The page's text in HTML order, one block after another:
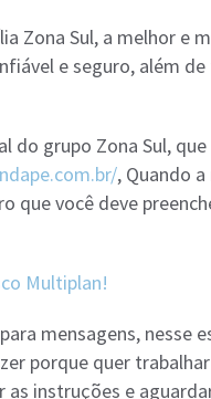
Zona Sul, a melhor e
e seguro, além
do grupo Zona Sul, que
, Quando
que você deve
Multiplan!
mensagens, nesse
porque quer
as instruções e